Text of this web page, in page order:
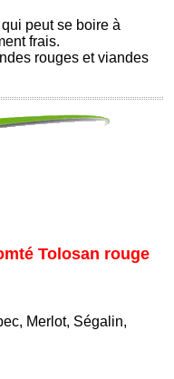
peut se boire à
frais.
rouges et viandes
Tolosan rouge
Merlot, Ségalin,